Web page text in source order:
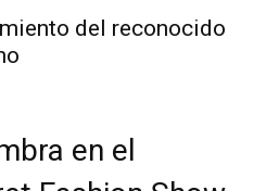
del reconocido
en el